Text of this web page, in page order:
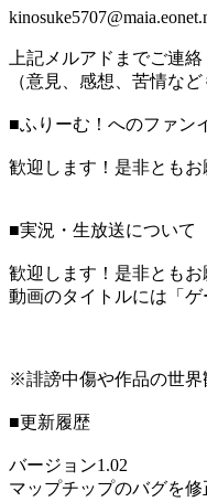
上記メルアドまでご連絡
（意見、感想、苦情な
■ふりーむ！へのファン
歓迎します！是非ともお
■実況・生放送について
歓迎します！是非ともお
動画のタイトルには「
※誹謗中傷や作品の世界
■更新履歴
バージョン1.02
マップチップのバグを